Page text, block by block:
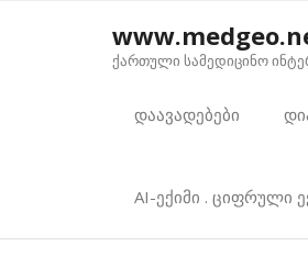
ქართული სამედიცინო
დაავადებები
AI-ექიმი . ციფრული